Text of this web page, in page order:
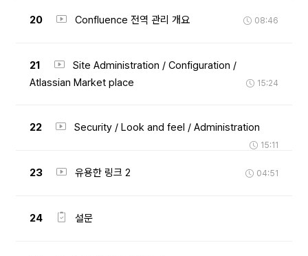
20 Confluence 전역 관리 개요 08:46
21
Site Administration / Configuration /
Atlassian Market place
15:24
22 Security / Look and feel / Administration
15:11
23 유용한 링크 2 04:51
24 설문